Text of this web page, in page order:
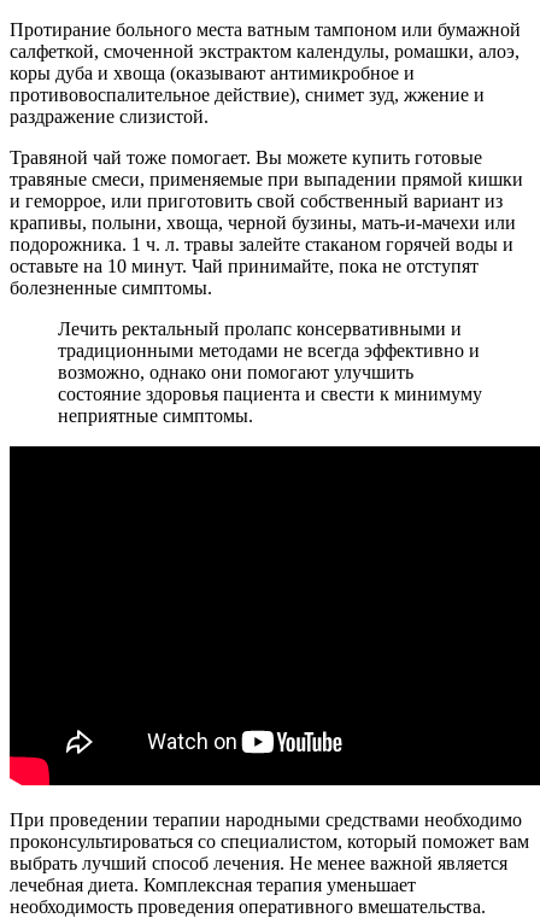
Протирание больного места ватным тампоном или бумажной
салфеткой, смоченной экстрактом календулы, ромашки, алоэ,
коры дуба и хвоща (оказывают антимикробное и
противовоспалительное действие), снимет зуд, жжение и
раздражение слизистой.
Травяной чай тоже помогает. Вы можете купить готовые
травяные смеси, применяемые при выпадении прямой кишки
и геморрое, или приготовить свой собственный вариант из
крапивы, полыни, хвоща, черной бузины, мать-и-мачехи или
подорожника. 1 ч. л. травы залейте стаканом горячей воды и
оставьте на 10 минут. Чай принимайте, пока не отступят
болезненные симптомы.
Лечить ректальный пролапс консервативными и
традиционными методами не всегда эффективно и
возможно, однако они помогают улучшить
состояние здоровья пациента и свести к минимуму
неприятные симптомы.
При проведении терапии народными средствами необходимо
проконсультироваться со специалистом, который поможет вам
выбрать лучший способ лечения. Не менее важной является
лечебная диета. Комплексная терапия уменьшает
необходимость проведения оперативного вмешательства.